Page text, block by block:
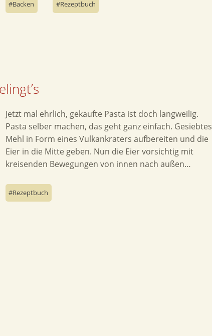
Backen Rezeptbuch
Jetzt mal ehrlich, gekaufte Pasta ist doch langweilig.
Pasta selber machen, das geht ganz einfach. Gesiebtes
Mehl in Form eines Vulkankraters aufbereiten und die
Eier in die Mitte geben. Nun die Eier vorsichtig mit
kreisenden Bewegungen von innen nach außen…
Rezeptbuch